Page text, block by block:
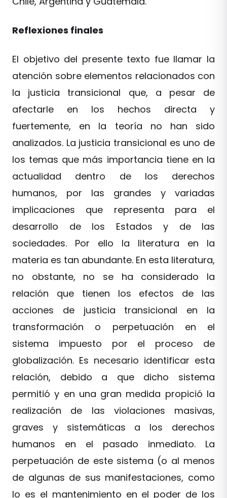
Reflexiones finales
El objetivo del presente texto fue llamar la
atención sobre elementos relacionados con
la justicia transicional que, a pesar de
afectarle en los hechos directa y
fuertemente, en la teoría no han sido
analizados. La justicia transicional es uno de
los temas que más importancia tiene en la
actualidad dentro de los derechos
humanos, por las grandes y variadas
implicaciones que representa para el
desarrollo de los Estados y de las
sociedades. Por ello la literatura en la
materia es tan abundante. En esta literatura,
no obstante, no se ha considerado la
relación que tienen los efectos de las
acciones de justicia transicional en la
transformación o perpetuación en el
sistema impuesto por el proceso de
globalización. Es necesario identificar esta
relación, debido a que dicho sistema
permitió y en una gran medida propició la
realización de las violaciones masivas,
graves y sistemáticas a los derechos
humanos en el pasado inmediato. La
perpetuación de este sistema (o al menos
de algunas de sus manifestaciones, como
lo es el mantenimiento en el poder de los